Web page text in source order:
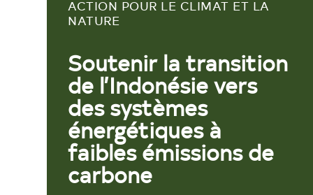
ACTION POUR LE CLIMAT ET LA
NATURE
Soutenir la transition
de l’Indonésie vers
des systèmes
énergétiques à
faibles émissions de
carbone